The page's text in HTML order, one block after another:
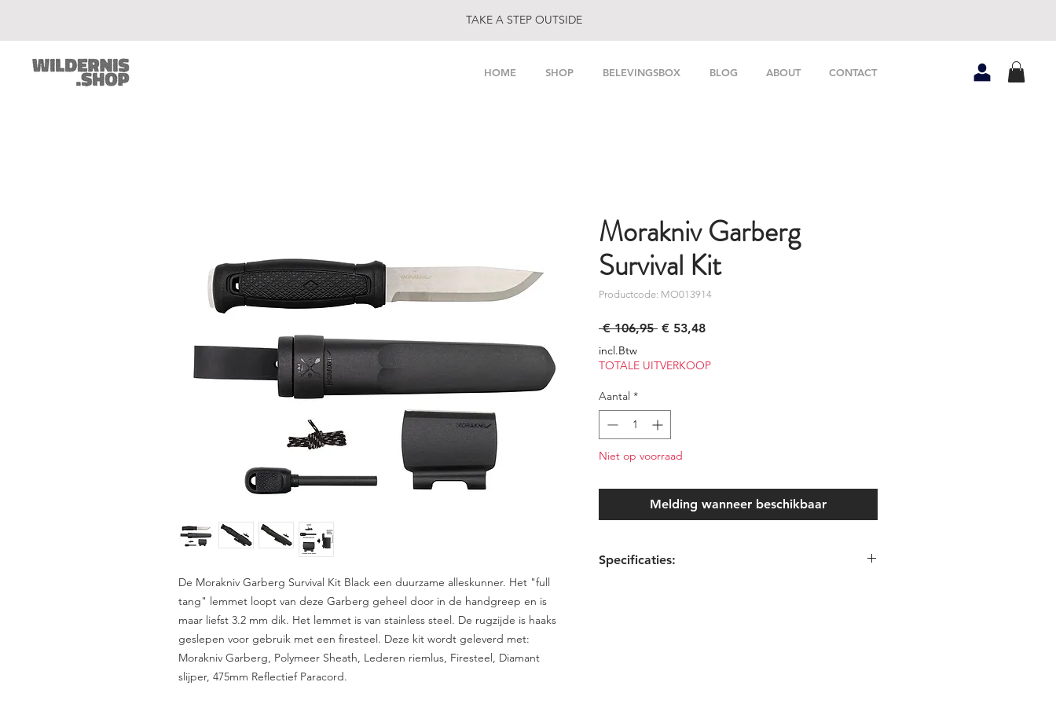
TAKE A STEP OUTSIDE
HOME SHOP BELEVINGSBOX BLOG ABOUT CONTACT
De Morakniv Garberg Survival Kit Black een duurzame alleskunner. Het "full
tang" lemmet loopt van deze Garberg geheel door in de handgreep en is
maar liefst 3.2 mm dik. Het lemmet is van stainless steel. De rugzijde is haaks
geslepen voor gebruik met een firesteel. Deze kit wordt geleverd met:
Morakniv Garberg, Polymeer Sheath, Lederen riemlus, Firesteel, Diamant
slijper, 475mm Reflectief Paracord.
Morakniv Garberg
Survival Kit
Productcode: MO013914
€ 106,95 Normale
€ 53,48Verkoopprijs
incl.Btw
TOTALE UITVERKOOP
Aantal *
Niet op voorraad
Melding wanneer beschikbaar
Specificaties: